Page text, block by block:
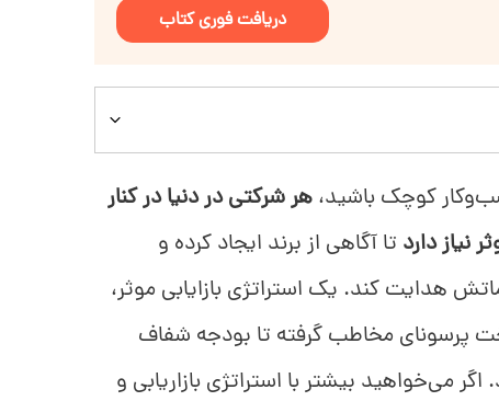
دریافت فوری کتاب
کوچک باشید، هر شرکتی در دنیا در کنار
نیاز دارد تا آگاهی از برند ایجاد کرده و
هدایت کند. یک استراتژی بازایابی موثر،
پرسونای مخاطب گرفته تا بودجه شفاف
اگر می‌خواهید بیشتر با استراتژی بازاریابی و